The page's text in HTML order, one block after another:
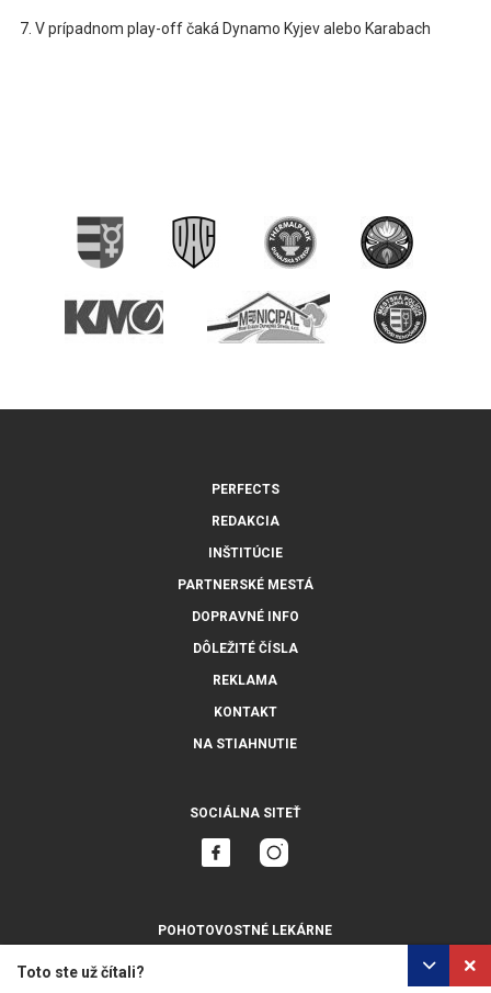
Toto ste už čítali?
V prípadnom play-off čaká Dynamo Kyjev alebo Karabach
PERFECTS
REDAKCIA
INŠTITÚCIE
PARTNERSKÉ MESTÁ
DOPRAVNÉ INFO
DÔLEŽITÉ ČÍSLA
REKLAMA
KONTAKT
NA STIAHNUTIE
SOCIÁLNA SITEŤ
POHOTOVOSTNÉ LEKÁRNE